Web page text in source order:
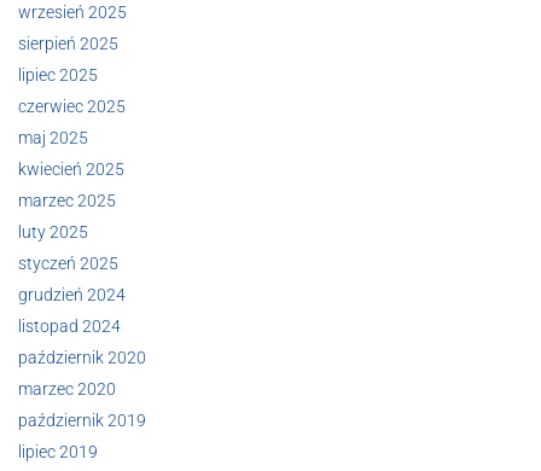
wrzesień 2025
sierpień 2025
lipiec 2025
czerwiec 2025
maj 2025
kwiecień 2025
marzec 2025
luty 2025
styczeń 2025
grudzień 2024
listopad 2024
październik 2020
marzec 2020
październik 2019
lipiec 2019